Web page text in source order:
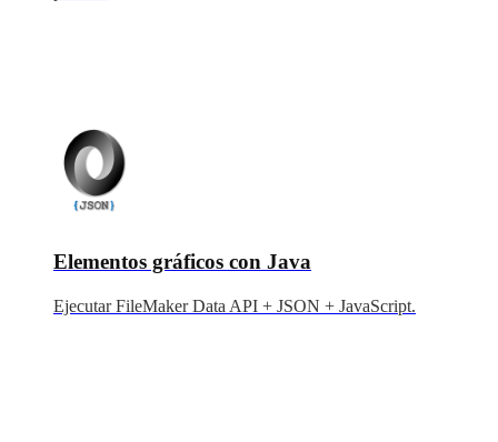
Elementos gráficos con Java
Ejecutar FileMaker Data API + JSON + JavaScript.